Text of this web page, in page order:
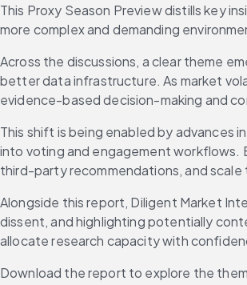
This Proxy Season Preview distills key
more complex and demanding
Across the discussions, a clear theme
better data infrastructure. As market
evidence-based decision-making and
This shift is being enabled by
into voting and engagement workflows.
third-party recommendations, and
Alongside this report, Diligent Market
dissent, and highlighting potentially
allocate research capacity with
Download the report to explore the